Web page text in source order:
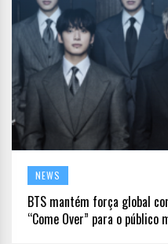
NEWS
BTS mantém força global
“Come Over” para o público